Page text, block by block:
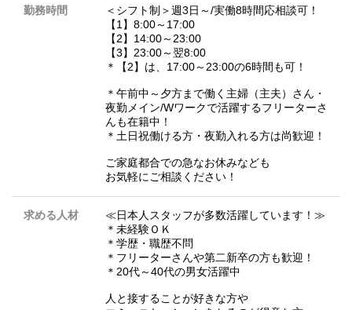
勤務時間
＜シフト制＞週3日～/実働8時間応相談可！
【1】8:00～17:00
【2】14:00～23:00
【3】23:00～翌8:00
＊【2】は、17:00～23:00の6時間も可！
＊午前中～夕方まで働く主婦（主夫）さん・
夜勤メイン/Wワークで活躍するフリーターさ
んも在籍中！
＊土日祝働ける方・夜勤入れる方は尚歓迎！
ご家庭都合での急なお休みなども
お気軽にご相談ください！
求める人材
≪日本人スタッフが多数活躍しています！≫
＊未経験ＯＫ
＊学歴・職歴不問
＊フリーターさんや第二新卒の方も歓迎！
＊20代～40代の男女活躍中
人と接することが好きな方や